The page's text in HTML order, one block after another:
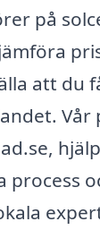
på
att du
Vår
process